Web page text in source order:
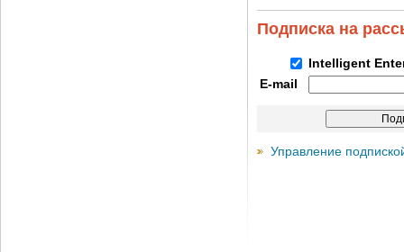
Подписка на
Intelligent
E-mail
Управление